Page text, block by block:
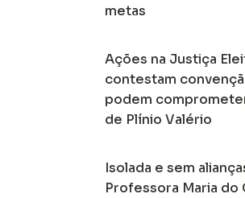
metas
Ações na Justiça
contestam
podem
de Plínio Valério
Isolada e sem
Professora Maria do